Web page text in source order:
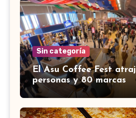
Sin categoría
El Asu Coffee Fest
personas y 80 marcas